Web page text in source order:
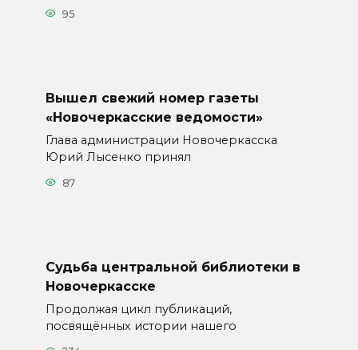
95
Вышел свежий номер газеты
«Новочеркасские ведомости»
Глава администрации Новочеркасска
Юрий Лысенко принял
87
Судьба центральной библиотеки в
Новочеркасске
Продолжая цикл публикаций,
посвящённых истории нашего